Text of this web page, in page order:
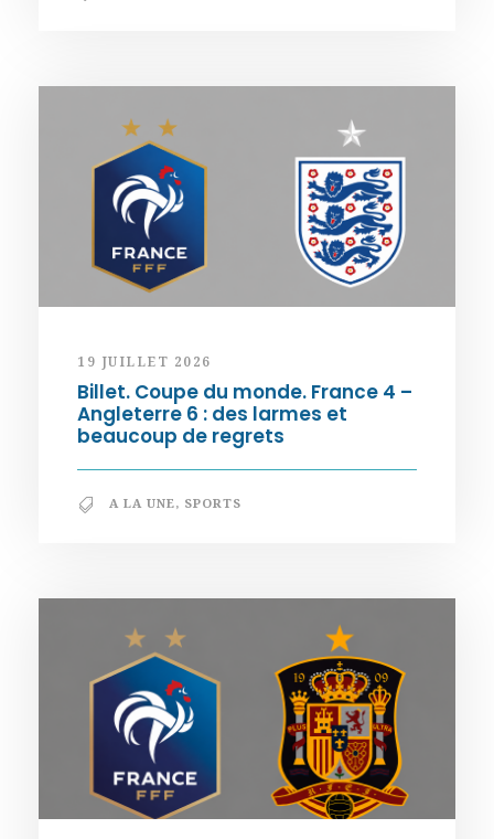
19 JUILLET 2026
Billet. Coupe du monde. France 4 –
Angleterre 6 : des larmes et
beaucoup de regrets
A LA UNE, SPORTS